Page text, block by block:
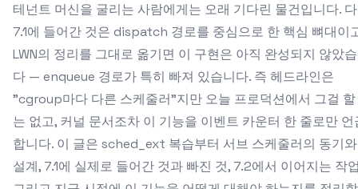
테넌트 머신을 굴리는 사람에게는 오래 기다린 물건입니다.
7.1에 들어간 것은 dispatch 경로를 중심으로 한 핵심 뼈대이
LWN의 정리를 그대로 옮기면 이 구현은 아직 완성되지 않았
다 — enqueue 경로가 특히 빠져 있습니다. 즉 헤드라인은
"cgroup마다 다른 스케줄러"지만 오늘 프로덕션에서 그걸
는 없고, 커널 문서조차 이 기능을 이벤트 카운터 한 줄로만 언
합니다. 이 글은 sched_ext 복습부터 서브 스케줄러의 동기와
설계, 7.1에 실제로 들어간 것과 빠진 것, 7.2에서 이어지는 작